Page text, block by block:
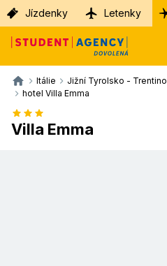
Jízdenky Letenky
Itálie Jižní Tyrolsko - Trentino
hotel Villa Emma
Villa Emma